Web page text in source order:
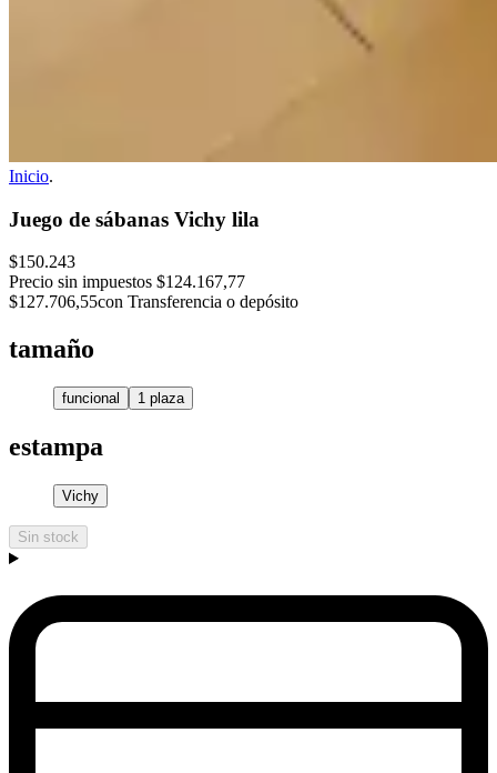
Inicio.
Juego de sábanas Vichy lila
$150.243
Precio sin impuestos $124.167,77
$127.706,55con Transferencia o depósito
tamaño
funcional 1 plaza
estampa
Vichy
Sin stock